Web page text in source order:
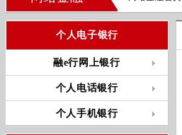
个人电子银行
融e行网上银行
个人电话银行
个人手机银行